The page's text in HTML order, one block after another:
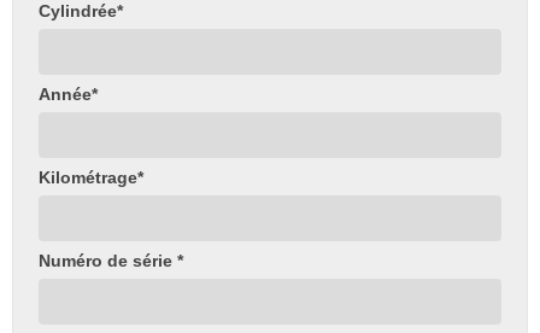
Cylindrée*
Année*
Kilométrage*
Numéro de série *